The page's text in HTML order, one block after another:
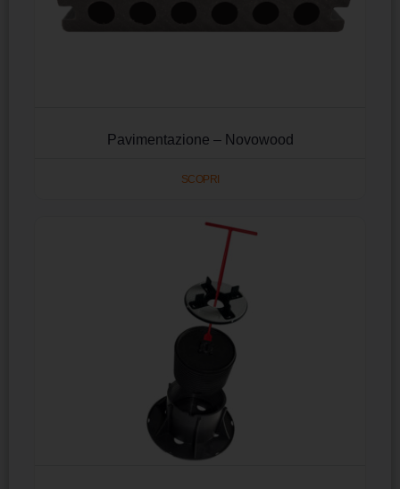
Pavimentazione – Novowood
SCOPRI